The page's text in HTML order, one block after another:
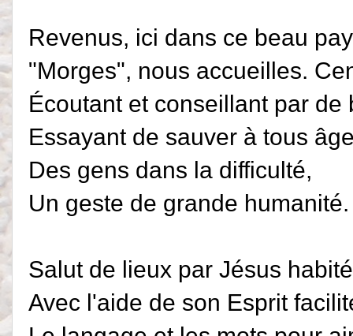
Revenus, ici dans ce beau
"Morges", nous accueilles.
Écoutant et conseillant par de
Essayant de sauver à tous
Des gens dans la difficulté,
Un geste de grande humanité.
Salut de lieux par Jésus
Avec l'aide de son Esprit